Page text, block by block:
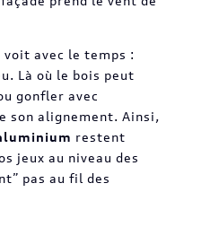
voit avec le temps :
Là où le bois peut
gonfler avec
son alignement. Ainsi,
restent
jeux au niveau des
pas au fil des